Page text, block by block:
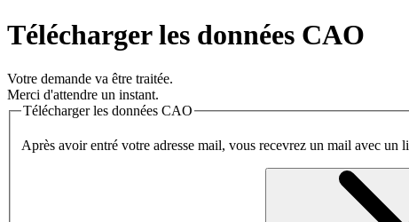
Télécharger les données CAO
Votre demande va être traitée.
Merci d'attendre un instant.
Télécharger les données CAO
Après avoir entré votre adresse mail, vous recevrez un mail avec un